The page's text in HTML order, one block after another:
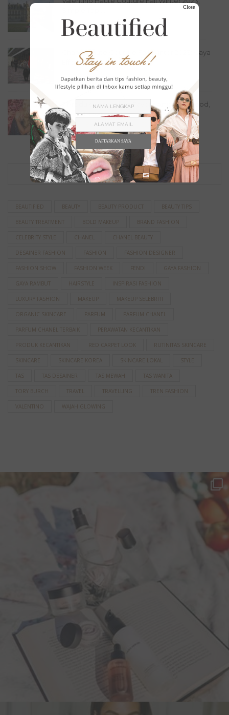
Fashion July 16, 2023
Chanel Haute Couture Fall Winter 2023: Gaya
Effortless...
Lookbook
7 Produk Kecantikan Favorit Artis Hollywood,
Ternyata Sangat...
Beauty Beauty Picks June 22, 2023
TAG
BEAUTIFIED BEAUTY BEAUTY PRODUCT BEAUTY TIPS
BEAUTY TREATMENT BOLD MAKEUP BRAND FASHION
CELEBRITY STYLE CHANEL CHANEL BEAUTY
DESAINER FASHION FASHION FASHION DESIGNER
FASHION SHOW FASHION WEEK FENDI GAYA FASHION
GAYA RAMBUT HAIRSTYLE INSPIRASI FASHION
LUXURY FASHION MAKEUP MAKEUP SELEBRITI
ORGANIC SKINCARE PARFUM PARFUM CHANEL
PARFUM CHANEL TERBAIK PERAWATAN KECANTIKAN
PRODUK KECANTIKAN RED CARPET LOOK RUTINITAS SKINCARE
SKINCARE SKINCARE KOREA SKINCARE LOKAL STYLE
TAS TAS DESAINER TAS MEWAH TAS WANITA
TORY BURCH TRAVEL TRAVELLING TREN FASHION
VALENTINO WAJAH GLOWING
Close
DAFTARKAN SAYA